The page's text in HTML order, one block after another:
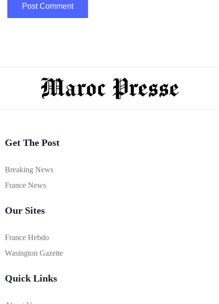
Get The Post
Breaking News
France News
Our Sites
France Hebdo
Wasington Gazette
Quick Links